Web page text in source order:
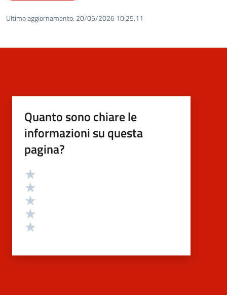
Ultimo aggiornamento: 20/05/2026 10:25.11
Quanto sono chiare le
informazioni su questa
pagina?
Valutazione